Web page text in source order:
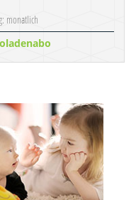
monatlich